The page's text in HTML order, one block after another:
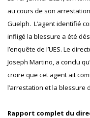
au cours de son
Guelph. L’agent identifié
infligé la blessure a été
l’enquête de l’UES. Le
Joseph Martino, a conclu
croire que cet agent ait
l’arrestation et la blessure
Rapport complet du